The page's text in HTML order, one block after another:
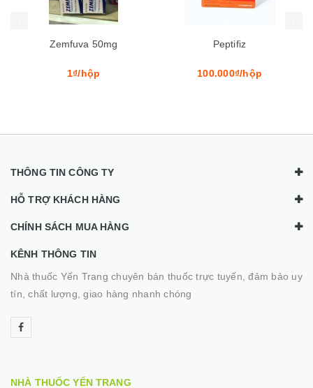
Peptifiz
100.000₫/hộp
Pomoli 9g
120.000₫/hộp
THÔNG TIN CÔNG TY
HỖ TRỢ KHÁCH HÀNG
CHÍNH SÁCH MUA HÀNG
KÊNH THÔNG TIN
Nhà thuốc Yến Trang chuyên bán thuốc trực tuyến, đảm bảo uy
tín, chất lượng, giao hàng nhanh chóng
NHÀ THUỐC YẾN TRANG